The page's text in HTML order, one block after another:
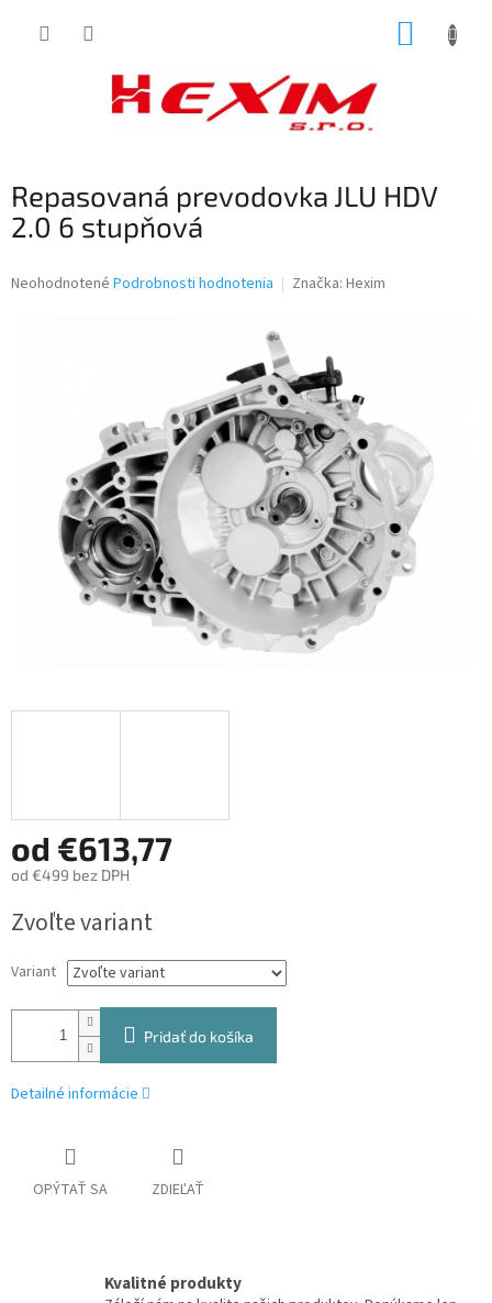
Repasovaná prevodovka JLU HDV
2.0 6 stupňová
Priemerné
Neohodnotené Podrobnosti hodnotenia Značka: Hexim
od €613,77
od €499 bez DPH
cena:
Zvoľte variant
Variant
Pridať do košíka
Detailné informácie
OPÝTAŤ SA ZDIEĽAŤ
Kvalitné produkty